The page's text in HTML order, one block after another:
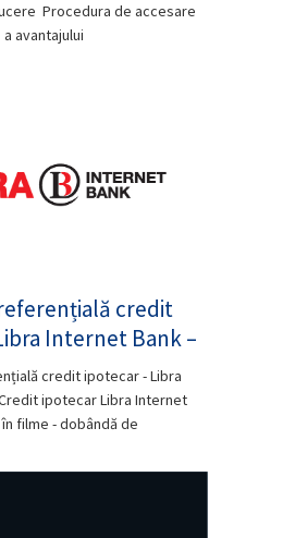
Procedura de accesare
a avantajului
credit
Internet Bank –
credit ipotecar - Libra
ipotecar Libra Internet
în filme - dobândă de